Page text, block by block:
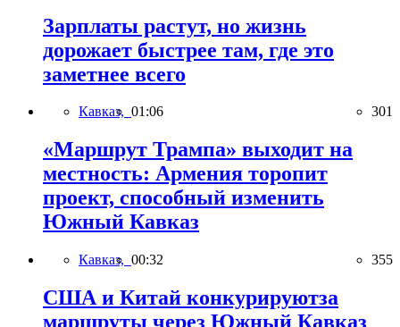
Зарплаты растут, но жизнь
дорожает быстрее там, где это
заметнее всего
Кавказ, 01:06 301
«Маршрут Трампа» выходит на
местность: Армения торопит
проект, способный изменить
Южный Кавказ
Кавказ, 00:32 355
США и Китай конкурируютза
маршруты через Южный Кавказ